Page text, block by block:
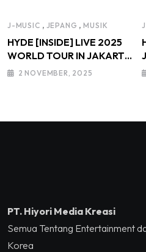
Ketua Umum IMI Moreno
Soeprapto
J-MUSIC , JEPANG ,MUSIK
HYDE [INSIDE] LIVE 2025
WORLD TOUR IN JAKARTA
HYDE : “I Love You Jakarta!
Tennis Indoor Senayan.
2 NOVEMBER, 2025
PT. Hiyori Media Kreasi
Semua Tentang Entertainment
Korea